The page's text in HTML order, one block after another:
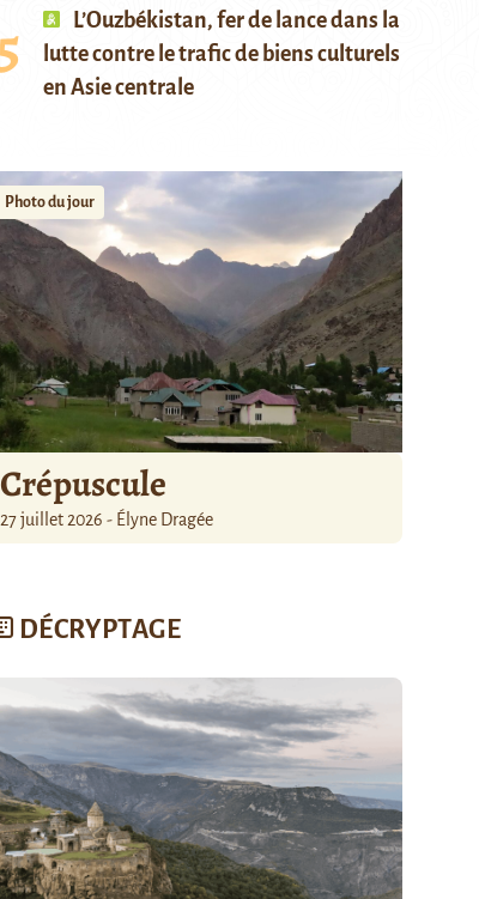
L’Ouzbékistan, fer de lance dans la
lutte contre le trafic de biens culturels
en Asie centrale
Photo du jour
Crépuscule
27 juillet 2026 - Élyne Dragée
DÉCRYPTAGE